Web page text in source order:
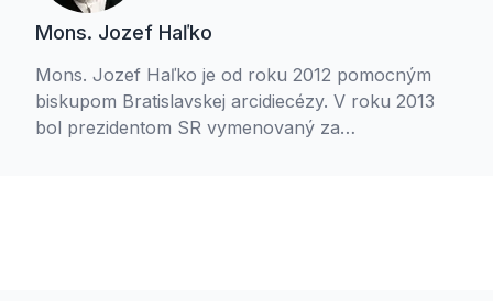
Mons. Jozef Haľko
Mons. Jozef Haľko je od roku 2012 pomocným
biskupom Bratislavskej arcidiecézy. V roku 2013
bol prezidentom SR vymenovaný za